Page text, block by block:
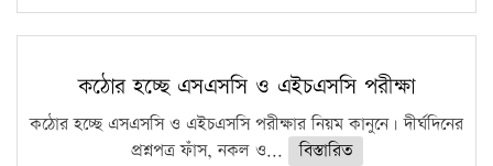
কঠোর হচ্ছে এসএসসি ও এইচএসসি পরীক্ষা
কঠোর হচ্ছে এসএসসি ও এইচএসসি পরীক্ষার নিয়ম কানুনে। দীর্ঘদিনের
প্রশ্নপত্র ফাঁস, নকল ও...
বিস্তারিত